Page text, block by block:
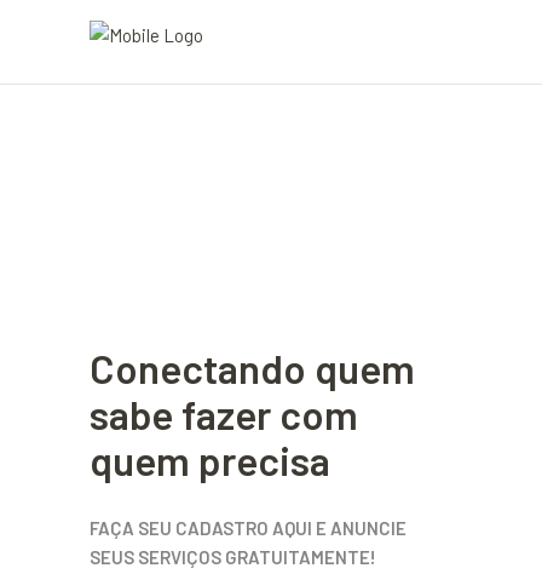
Conectando quem
sabe fazer com
quem precisa
FAÇA SEU CADASTRO AQUI E ANUNCIE
SEUS SERVIÇOS GRATUITAMENTE!